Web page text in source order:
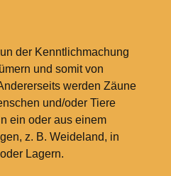
der Kenntlichmachung
und somit von
werden Zäune
und/oder Tiere
ein oder aus einem
z. B. Weideland, in
Lagern.